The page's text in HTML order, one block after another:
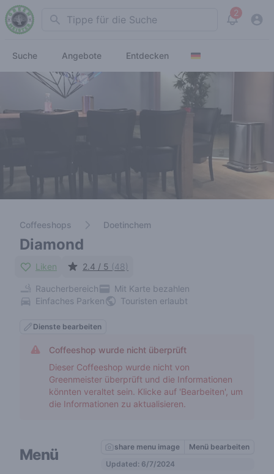
Search 2
View
Suche Angebote Entdecken
Coffeeshops Doetinchem
Diamond
Liken 2.4 / 5 (48)
Raucherbereich
Mit Karte bezahlen
Einfaches Parken
Touristen erlaubt
Dienste bearbeiten
Coffeeshop wurde nicht überprüft
Dieser Coffeeshop wurde nicht von
Greenmeister überprüft und die Informationen
könnten veraltet sein. Klicke auf 'Bearbeiten', um
die Informationen zu aktualisieren.
Menü share menu image
Menü bearbeiten
Updated: 6/7/2024